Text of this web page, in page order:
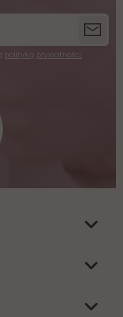
polityką prywatności